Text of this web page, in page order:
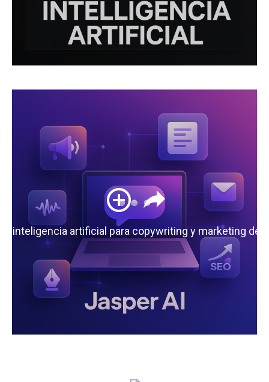
la inteligencia artificial para copywriting y marketing de